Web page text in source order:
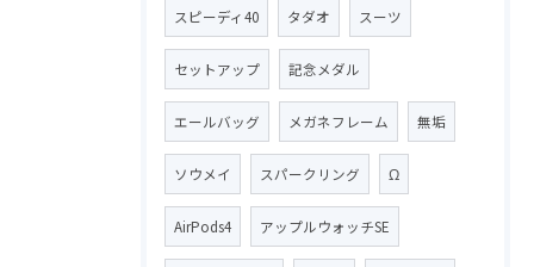
スピーディ40 タダオ スーツ
セットアップ 記念メダル
エールバッグ メガネフレーム 無垢
ソウメイ スパークリング Ω
AirPods4 アップルウォッチSE